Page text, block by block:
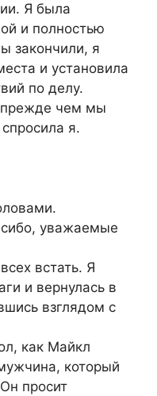
Я была
и полностью
закончили, я
и установила
по делу.
прежде чем мы
я.
уважаемые
встать. Я
и вернулась в
взглядом с
как Майкл
который
просит